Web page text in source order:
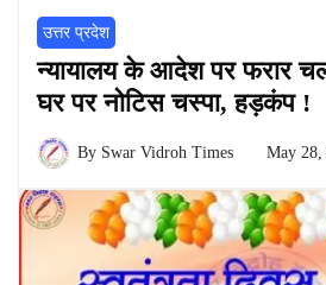
उत्तर प्रदेश
न्यायालय के आदेश पर फरार
घर पर नोटिस चस्पा, हड़कंप !
By Swar Vidroh Times May 28,